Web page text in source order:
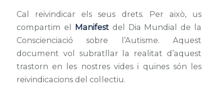
Cal reivindicar els seus drets. Per això, us
compartim el Manifest del Dia Mundial de la
Conscienciació sobre l’Autisme. Aquest
document vol subratllar la realitat d’aquest
trastorn en les nostres vides i quines són les
reivindicacions del col·lectiu.